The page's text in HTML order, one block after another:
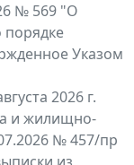
№ 569 "О
Указом
2026 г.
и жилищно-
№ 457/пр